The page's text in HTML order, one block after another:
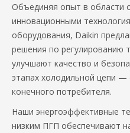
Объединяя опыт в области
инновационными
оборудования, Daikin
решения по регулированию
улучшают качество и
этапах холодильной цепи —
конечного потребителя.
Наши энергоэффективные
низким ПГП обеспечивают